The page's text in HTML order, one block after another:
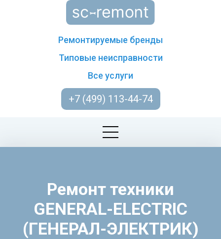
Ремонтируемые бренды
Типовые неисправности
Все услуги
+7 (499) 113-44-74
Ремонт техники
GENERAL-ELECTRIC
(ГЕНЕРАЛ-ЭЛЕКТРИК)